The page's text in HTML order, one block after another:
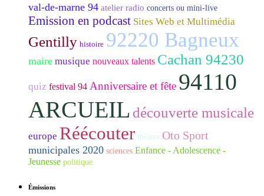
val-de-marne 94 atelier radio concerts ou mini-live
Emission en podcast Sites Web et Multimédia
Gentilly histoire 92220 Bagneux
maire musique nouveaux talents Cachan 94230
quiz festival 94 Anniversaire et fête 94110
ARCUEIL découverte musicale
europe Réécouter théâtre Oto Sport
municipales 2020 sciences Enfance - Adolescence -
Jeunesse politique
Émissions